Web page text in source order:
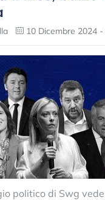
10 Dicembre 2024 -
politico di Swg